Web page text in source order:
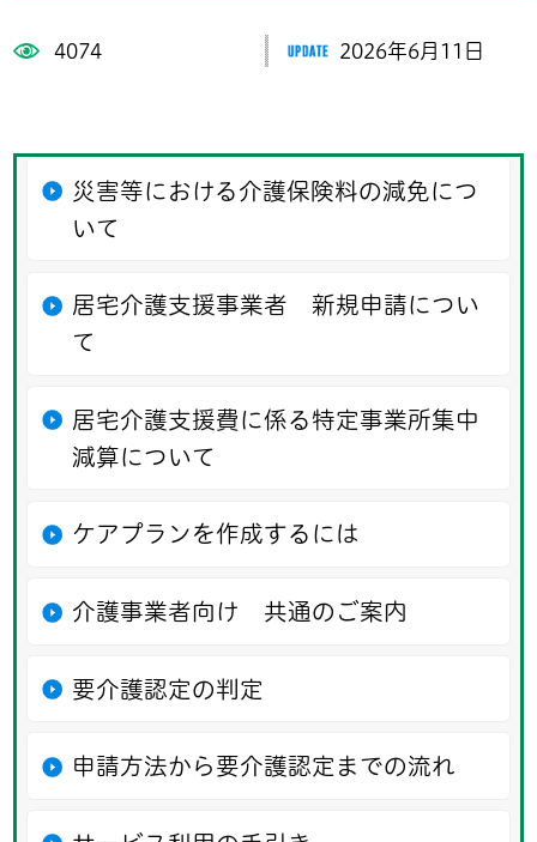
4074 2026年6月11日
災害等における介護保険料の減免につ
いて
居宅介護支援事業者 新規申請につい
て
居宅介護支援費に係る特定事業所集中
減算について
ケアプランを作成するには
介護事業者向け 共通のご案内
要介護認定の判定
申請方法から要介護認定までの流れ